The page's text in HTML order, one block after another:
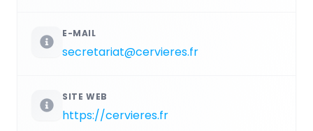
E-MAIL
secretariat@cervieres.fr
SITE WEB
https://cervieres.fr